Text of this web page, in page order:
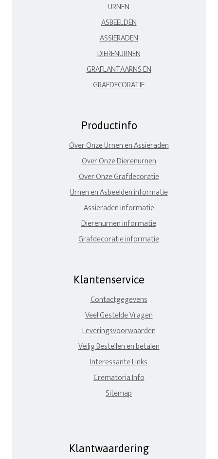
URNEN
ASBEELDEN
ASSIERADEN
DIERENURNEN
GRAFLANTAARNS EN
GRAFDECORATIE
Productinfo
Over Onze Urnen en Assieraden
Over Onze Dierenurnen
Over Onze Grafdecoratie
Urnen en Asbeelden informatie
Assieraden informatie
Dierenurnen informatie
Grafdecoratie informatie
Klantenservice
Contactgegevens
Veel Gestelde Vragen
Leveringsvoorwaarden
Veilig Bestellen en betalen
Interessante Links
Crematoria Info
Sitemap
Klantwaardering